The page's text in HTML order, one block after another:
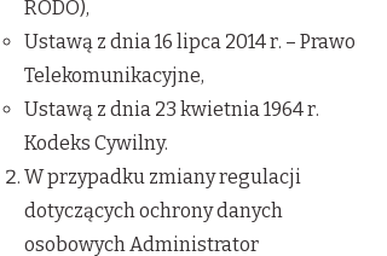
RODO),
Ustawą z dnia 16 lipca 2014 r. – Prawo
Telekomunikacyjne,
Ustawą z dnia 23 kwietnia 1964 r.
Kodeks Cywilny.
W przypadku zmiany regulacji
dotyczących ochrony danych
osobowych Administrator